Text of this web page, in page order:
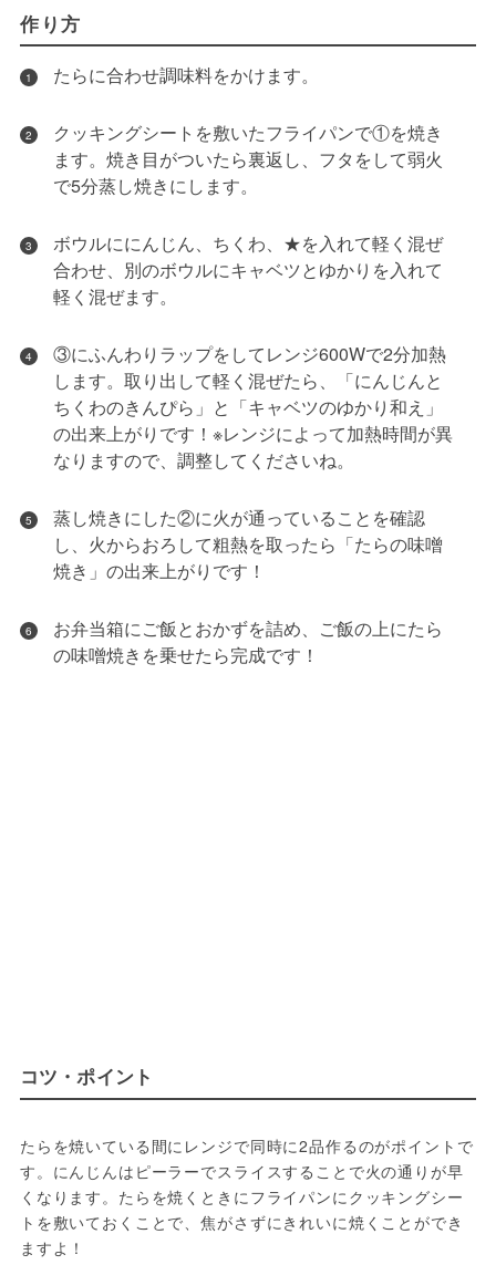
作り方
1 たらに合わせ調味料をかけます。
2
クッキングシートを敷いたフライパンで①を焼き
ます。焼き目がついたら裏返し、フタをして弱火
で5分蒸し焼きにします。
3
ボウルににんじん、ちくわ、★を入れて軽く混ぜ
合わせ、別のボウルにキャベツとゆかりを入れて
軽く混ぜます。
4
③にふんわりラップをしてレンジ600Wで2分加熱
します。取り出して軽く混ぜたら、「にんじんと
ちくわのきんぴら」と「キャベツのゆかり和え」
の出来上がりです！※レンジによって加熱時間が異
なりますので、調整してくださいね。
5
蒸し焼きにした②に火が通っていることを確認
し、火からおろして粗熱を取ったら「たらの味噌
焼き」の出来上がりです！
6
お弁当箱にご飯とおかずを詰め、ご飯の上にたら
の味噌焼きを乗せたら完成です！
コツ・ポイント
たらを焼いている間にレンジで同時に2品作るのがポイントで
す。にんじんはピーラーでスライスすることで火の通りが早
くなります。たらを焼くときにフライパンにクッキングシー
トを敷いておくことで、焦がさずにきれいに焼くことができ
ますよ！